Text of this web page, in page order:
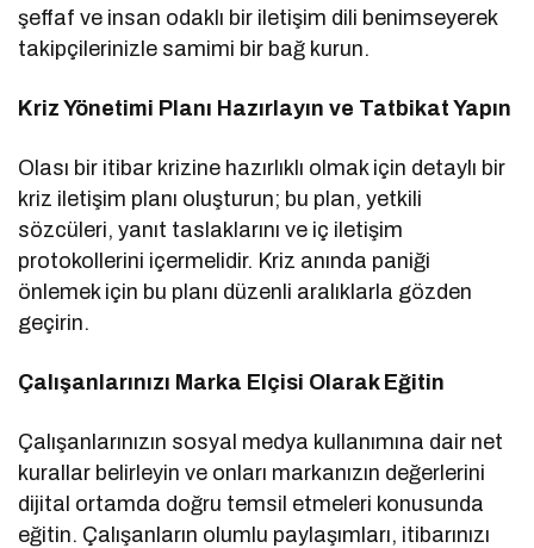
şeffaf ve insan odaklı bir iletişim dili benimseyerek
takipçilerinizle samimi bir bağ kurun.
Kriz Yönetimi Planı Hazırlayın ve Tatbikat Yapın
Olası bir itibar krizine hazırlıklı olmak için detaylı bir
kriz iletişim planı oluşturun; bu plan, yetkili
sözcüleri, yanıt taslaklarını ve iç iletişim
protokollerini içermelidir. Kriz anında paniği
önlemek için bu planı düzenli aralıklarla gözden
geçirin.
Çalışanlarınızı Marka Elçisi Olarak Eğitin
Çalışanlarınızın sosyal medya kullanımına dair net
kurallar belirleyin ve onları markanızın değerlerini
dijital ortamda doğru temsil etmeleri konusunda
eğitin. Çalışanların olumlu paylaşımları, itibarınızı